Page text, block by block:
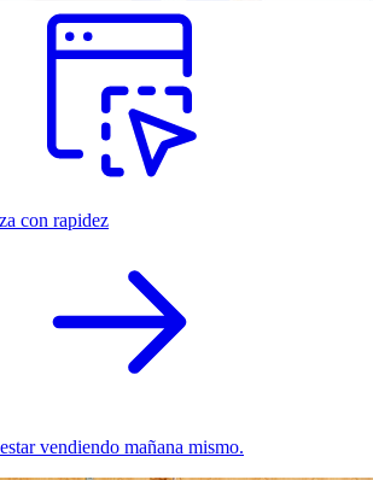
con rapidez
vendiendo mañana mismo.